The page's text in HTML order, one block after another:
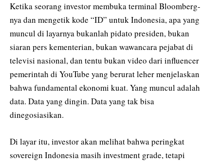
Ketika seorang investor membuka terminal Bloomberg-
nya dan mengetik kode “ID” untuk Indonesia, apa yang
muncul di layarnya bukanlah pidato presiden, bukan
siaran pers kementerian, bukan wawancara pejabat di
televisi nasional, dan tentu bukan video dari influencer
pemerintah di YouTube yang berurat leher menjelaskan
bahwa fundamental ekonomi kuat. Yang muncul adalah
data. Data yang dingin. Data yang tak bisa
dinegosiasikan.
Di layar itu, investor akan melihat bahwa peringkat
sovereign Indonesia masih investment grade, tetapi